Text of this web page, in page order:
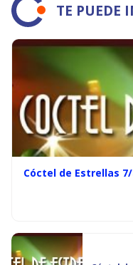
TE PUEDE
Cóctel de Estrellas